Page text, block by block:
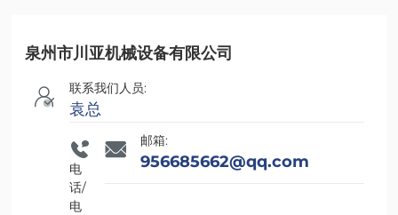
泉州市川亚机械设备有限公司
联系我们人员:
袁总
电
话/
电
邮箱:
956685662@qq.com